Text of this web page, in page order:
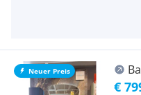
Neuer Preis
€